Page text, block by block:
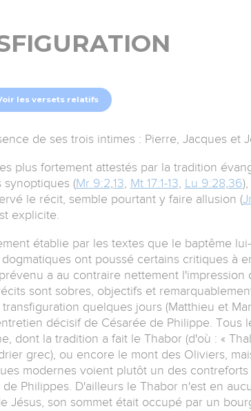
les versets relatifs
de ses trois intimes : Pierre, Jacques et
plus fortement attestés par la tradition
synoptiques (Mr 9:2 13 Mt 17:1-13 Lu 9:28 36
le récit, semble pourtant y faire allusion (
explicite.
établie par les textes que le baptême
ont poussé certains critiques à
a au contraire nettement l'impression
sont sobres, objectifs et
quelques jours (Matthieu et
décisif de Césarée de Philippe. Tous
dont la tradition a fait le Thabor (d'où : «
grec), ou encore le mont des Oliviers,
modernes voient plutôt un des contreforts
Philippes. D'ailleurs le Thabor n'est en
Jésus, son sommet était occupé par un